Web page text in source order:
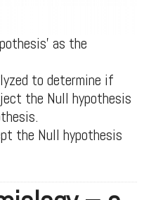
as the
to determine if
the Null hypothesis
the Null hypothesis